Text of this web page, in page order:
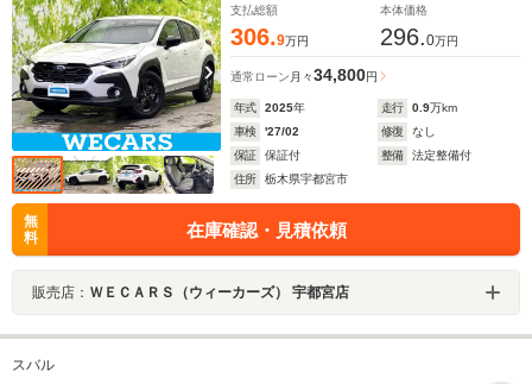
支払総額
306.9万円
本体価格
296.0万円
通常ローン 月々34,800円
年式 2025年 走行 0.9万km
車検
'27/02 修復
なし
保証
保証付 整備
法定整備付
住所
栃木県宇都宮市
無
料
在庫確認・見積依頼
販売店： ＷＥＣＡＲＳ（ウィーカーズ） 宇都宮店
スバル